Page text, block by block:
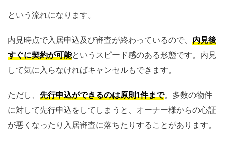
という流れになります。
内見時点で入居申込及び審査が終わっているので、 内見後
すぐに契約が可能というスピード感のある形態です。内見
して気に入らなければキャンセルもできます。
ただし、 先行申込ができるのは原則1件まで。多数の物件
に対して先行申込をしてしまうと、オーナー様からの心証
が悪くなったり入居審査に落ちたりすることがあります。